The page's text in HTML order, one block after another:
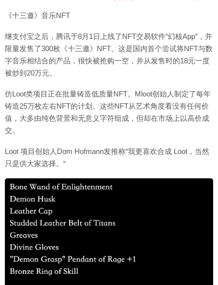
《十三邀》音乐NFT
继支付宝之后，腾讯于8月1日上线了NFT交易软件“幻核App”，并
限量发售了300枚《十三邀》NFT。这是国内首个尝试将NFT与数
字音乐相结合的产品，很快被抢购一空，并从发售时的18元一度
被炒到20万元。
仿Loot类项目正在批量铸造低质量NFT。Mloot创始人制定了每年
铸造25万枚左右NFT的计划。这些NFT从艺术角度看没有任何价
值，大多由纯色背景和无意义字符组成，但却在市场上以高价成
交。
Loot 项目创始人Dom Hofmann发推称“我更喜欢合成 Loot，当然
只是供大家选择。“